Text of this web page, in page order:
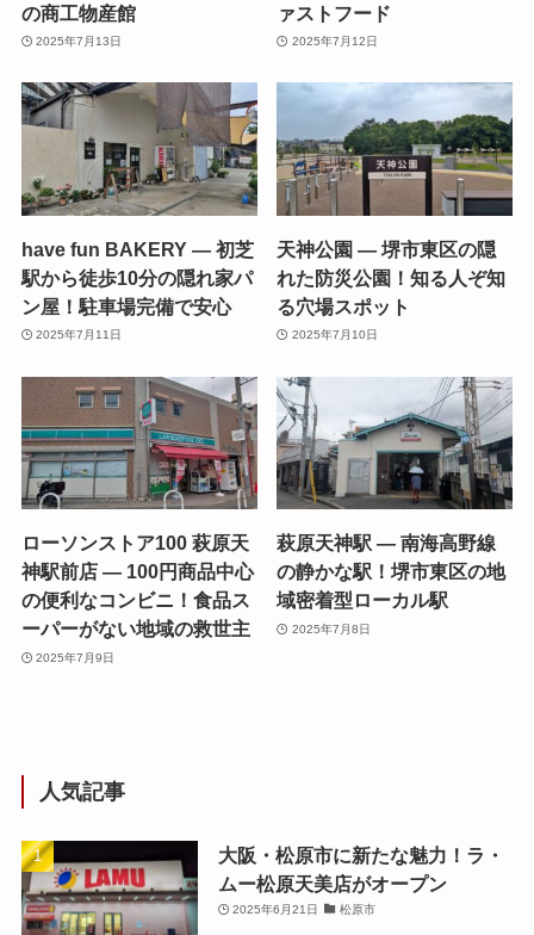
の商工物産館
2025年7月13日
ァストフード
2025年7月12日
have fun BAKERY — 初芝
駅から徒歩10分の隠れ家パ
ン屋！駐車場完備で安心
2025年7月11日
天神公園 — 堺市東区の隠
れた防災公園！知る人ぞ知
る穴場スポット
2025年7月10日
ローソンストア100 萩原天
神駅前店 — 100円商品中心
の便利なコンビニ！食品ス
ーパーがない地域の救世主
2025年7月9日
萩原天神駅 — 南海高野線
の静かな駅！堺市東区の地
域密着型ローカル駅
2025年7月8日
人気記事
大阪・松原市に新たな魅力！ラ・
ムー松原天美店がオープン
2025年6月21日 松原市